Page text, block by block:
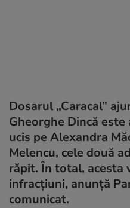
Dosarul „Caracal”
Gheorghe Dincă
ucis pe Alexandra
Melencu, cele două
răpit. În total, acesta
infracțiuni, anunță
comunicat.